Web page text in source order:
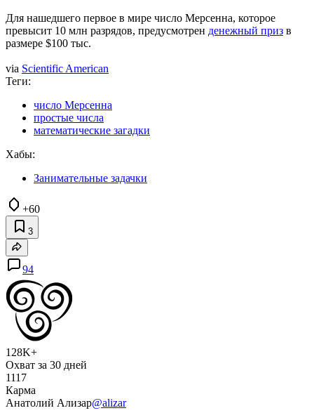
Для нашедшего первое в мире число Мерсенна, которое
превысит 10 млн разрядов, предусмотрен денежный приз в
размере $100 тыс.
via Scientific American
Теги:
число Мерсенна
простые числа
математические загадки
Хабы:
Занимательные задачки
+60
3
94
128K+
Охват за 30 дней
1117
Карма
Анатолий Ализар@alizar